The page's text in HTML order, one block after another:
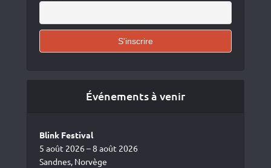
Événements à venir
Blink Festival
5 août 2026 – 8 août 2026
Sandnes, Norvège